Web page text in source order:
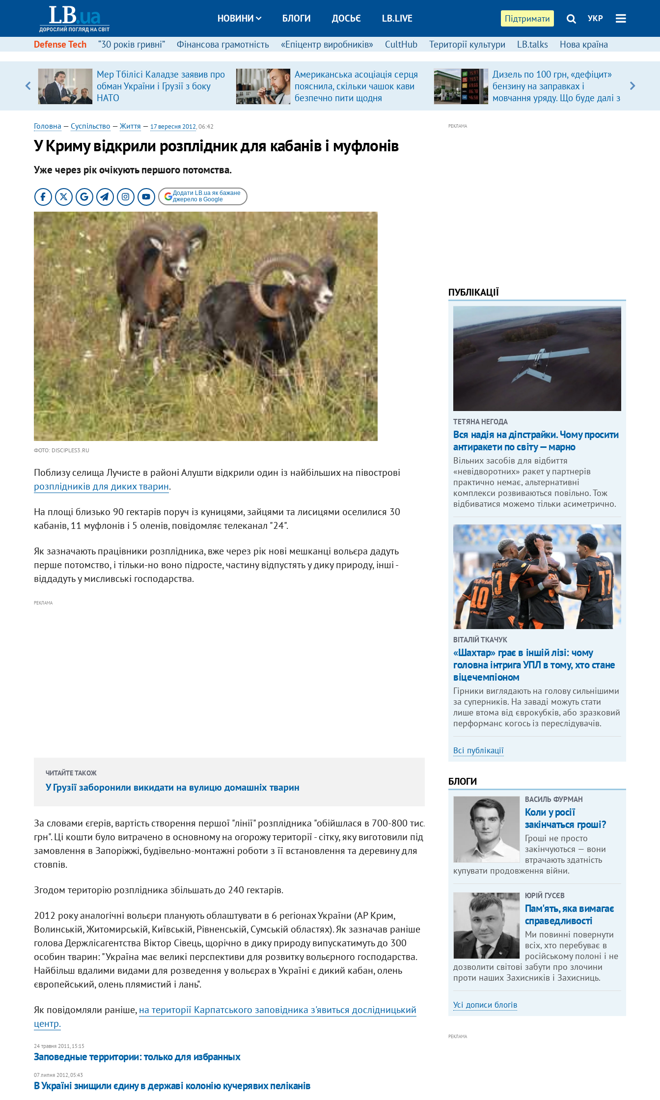
Підтримати УКР
НОВИНИ БЛОГИ ДОСЬЄ LB.LIVE
Defense Tech “30 років гривні” Фінансова грамотність «Епіцентр виробників» CultHub Території культури LB.talks Нова країна
Мер Тбілісі Каладзе заявив про
обман України і Грузії з боку
НАТО
Американська асоціація серця
пояснила, скільки чашок кави
безпечно пити щодня
Дизель по 100 грн, «дефіцит»
бензину на заправках і
мовчання уряду. Що буде далі з
цінами на пальне?
Головна — Суспільство — Життя — 17 вересня 2012, 06:42
У Криму відкрили розплідник для кабанів і муфлонів
Уже через рік очікують першого потомства.
Додати LB.ua як бажане
джерело в Google
ФОТО: DISCIPLES3.RU
Поблизу селища Лучисте в районі Алушти відкрили один із найбільших на півострові
розплідників для диких тварин.
На площі близько 90 гектарів поруч із куницями, зайцями та лисицями оселилися 30
кабанів, 11 муфлонів і 5 оленів, повідомляє телеканал "24".
Як зазначають працівники розплідника, вже через рік нові мешканці вольєра дадуть
перше потомство, і тільки-но воно підросте, частину відпустять у дику природу, інші -
віддадуть у мисливські господарства.
РЕКЛАМА
ЧИТАЙТЕ ТАКОЖ
У Грузії заборонили викидати на вулицю домашніх тварин
За словами єгерів, вартість створення першої "лінії" розплідника "обійшлася в 700-800 тис.
грн". Ці кошти було витрачено в основному на огорожу території - сітку, яку виготовили під
замовлення в Запоріжжі, будівельно-монтажні роботи з її встановлення та деревину для
стовпів.
Згодом територію розплідника збільшать до 240 гектарів.
2012 року аналогічні вольєри планують облаштувати в 6 регіонах України (АР Крим,
Волинській, Житомирській, Київській, Рівненській, Сумській областях). Як зазначав раніше
голова Держлісагентства Віктор Сівець, щорічно в дику природу випускатимуть до 300
особин тварин: "Україна має великі перспективи для розвитку вольєрного господарства.
Найбільш вдалими видами для розведення у вольєрах в Україні є дикий кабан, олень
європейський, олень плямистий і лань".
Як повідомляли раніше,на території Карпатського заповідника з'явиться дослідницький
центр.
24 травня 2011, 15:15
Заповедные территории: только для избранных
07 липня 2012, 05:43
В Україні знищили єдину в державі колонію кучерявих пеліканів
РЕКЛАМА
ПУБЛІКАЦІЇ
ТЕТЯНА НЕГОДА
Вся надія на діпстрайки. Чому просити
антиракети по світу — марно
Вільних засобів для відбиття
«невідворотних» ракет у партнерів
практично немає, альтернативні
комплекси розвиваються повільно. Тож
відбиватися можемо тільки асиметрично.
ВІТАЛІЙ ТКАЧУК
«Шахтар» грає в іншій лізі: чому
головна інтрига УПЛ в тому, хто стане
віцечемпіоном
Гірники виглядають на голову сильнішими
за суперників. На заваді можуть стати
лише втома від єврокубків, або зразковий
перформанс когось із переслідувачів.
Всі публікації
БЛОГИ
ВАСИЛЬ ФУРМАН
Коли у росії
закінчаться гроші?
Гроші не просто
закінчуються — вони
втрачають здатність
купувати продовження війни.
ЮРІЙ ГУСЄВ
Пам'ять, яка вимагає
справедливості
Ми повинні повернути
всіх, хто перебуває в
російському полоні і не
дозволити світові забути про злочини
проти наших Захисників і Захисниць.
Усі дописи блогів
РЕКЛАМА